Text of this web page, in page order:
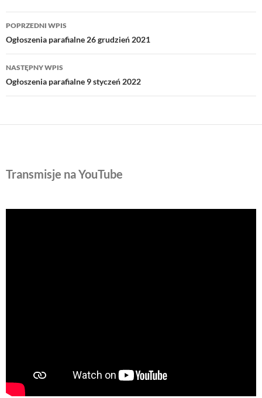
Nawigacja
wpisu
POPRZEDNI WPIS
Ogłoszenia parafialne 26 grudzień 2021
NASTĘPNY WPIS
Ogłoszenia parafialne 9 styczeń 2022
Transmisje na YouTube